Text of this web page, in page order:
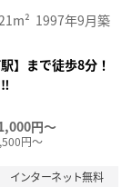
に入
り登
1997年9月築
】まで徒歩8分！
円～
円～
インターネット無料